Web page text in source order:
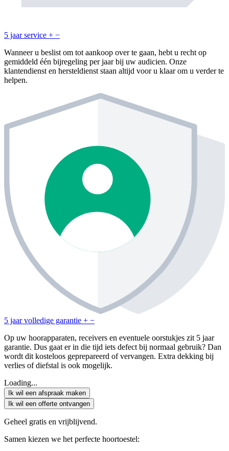
5 jaar service + −
Wanneer u beslist om tot aankoop over te gaan, hebt u recht op
gemiddeld één bijregeling per jaar bij uw audicien. Onze
klantendienst en hersteldienst staan altijd voor u klaar om u verder te
helpen.
5 jaar volledige garantie + −
Op uw hoorapparaten, receivers en eventuele oorstukjes zit 5 jaar
garantie. Dus gaat er in die tijd iets defect bij normaal gebruik? Dan
wordt dit kosteloos geprepareerd of vervangen. Extra dekking bij
verlies of diefstal is ook mogelijk.
Loading...
Ik wil een afspraak maken
Ik wil een offerte ontvangen
Geheel gratis en vrijblijvend.
Samen kiezen we het perfecte hoortoestel: